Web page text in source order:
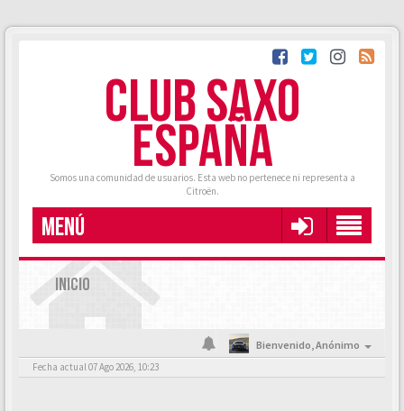
CLUB SAXO
ESPAÑA
Somos una comunidad de usuarios. Esta web no pertenece ni representa a
Citroën.
MENÚ
INICIO
Bienvenido,Anónimo
Fecha actual 07 Ago 2026, 10:23